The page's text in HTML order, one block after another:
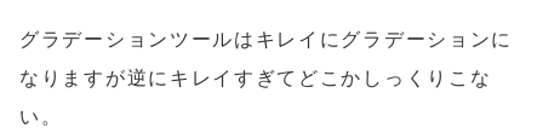
グラデーションツールはキレイにグラデーションに
なりますが逆にキレイすぎてどこかしっくりこな
い。